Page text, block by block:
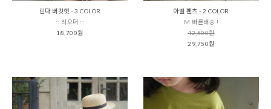
린다 버킷햇 - 3 COLOR
:: 리오더 ::
18,700원
아벨 팬츠 - 2 COLOR
M 빠른배송 !
42,500원
29,750원